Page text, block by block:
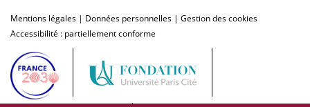
Mentions légales | Données personnelles | Gestion des cookies
Accessibilité : partiellement conforme